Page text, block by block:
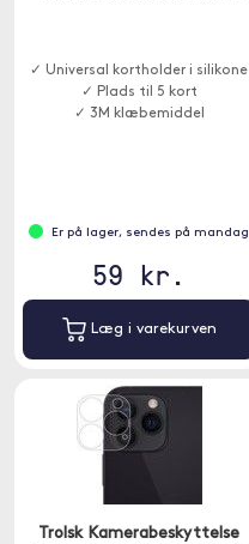
✓ Universal kortholder i silikone
✓ Plads til 5 kort
✓ 3M klæbemiddel
Er på lager, sendes på mandag
59 kr.
Læg i varekurven
Trolsk Kamerabeskyttelse